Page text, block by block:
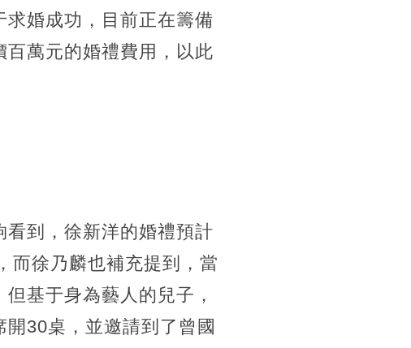
婚成功，目前正在籌備
萬元的婚禮費用，以此
到，徐新洋的婚禮預計
而徐乃麟也補充提到，當
基于身為藝人的兒子，
30桌，並邀請到了曾國